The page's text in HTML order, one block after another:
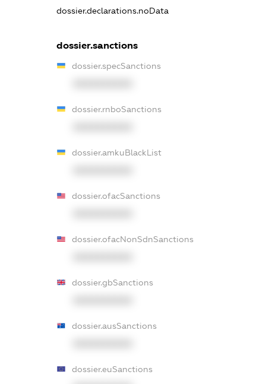
dossier.declarations.noData
dossier.sanctions
dossier.specSanctions
dossier.rnboSanctions
dossier.amkuBlackList
dossier.ofacSanctions
dossier.ofacNonSdnSanctions
dossier.gbSanctions
dossier.ausSanctions
dossier.euSanctions